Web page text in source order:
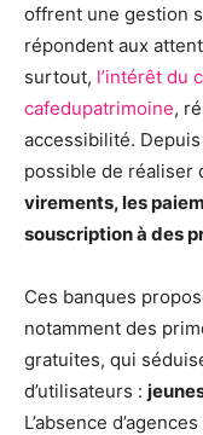
offrent une gestion
répondent aux
surtout, l’intérêt du
cafedupatrimoine,
accessibilité.
possible de réaliser
virements, les
souscription à des
Ces banques
notamment des
gratuites, qui
d’utilisateurs :
L’absence